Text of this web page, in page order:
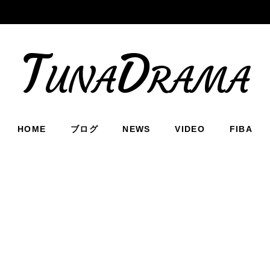
TunaDrama
HOME ブログ NEWS VIDEO FIBA